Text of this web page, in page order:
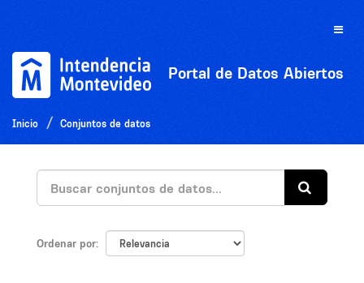
Toggle
Portal de Datos Abiertos
Inicio Conjuntos de datos
Ordenar por